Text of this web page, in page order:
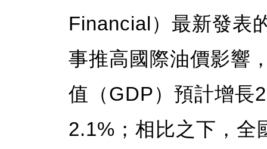
Financial）最新發表
事推高國際油價影響
值（GDP）預計增長
2.1%；相比之下，全